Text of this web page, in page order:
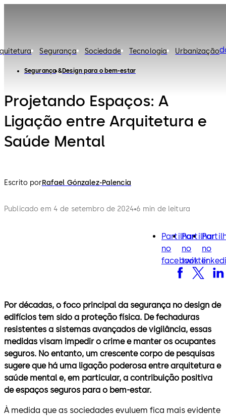
Segurança Sociedade Tecnologia Urbanização
Segurança Design para o bem-estar
Projetando Espaços: A
Ligação entre Arquitetura e
Saúde Mental
Escrito porRafael Gónzalez-Palencia
Publicado em 4 de setembro de 2024 6 min de leitura
Partilhar
no
facebook
facebook
Partilhar
no
twitter
twitter
no
Por décadas, o foco principal da segurança no design de
edifícios tem sido a proteção física. De fechaduras
resistentes a sistemas avançados de vigilância, essas
medidas visam impedir o crime e manter os ocupantes
seguros. No entanto, um crescente corpo de pesquisas
sugere que há uma ligação poderosa entre arquitetura e
saúde mental e, em particular, a contribuição positiva
de espaços seguros para o bem-estar.
À medida que as sociedades evuluem fica mais evidente